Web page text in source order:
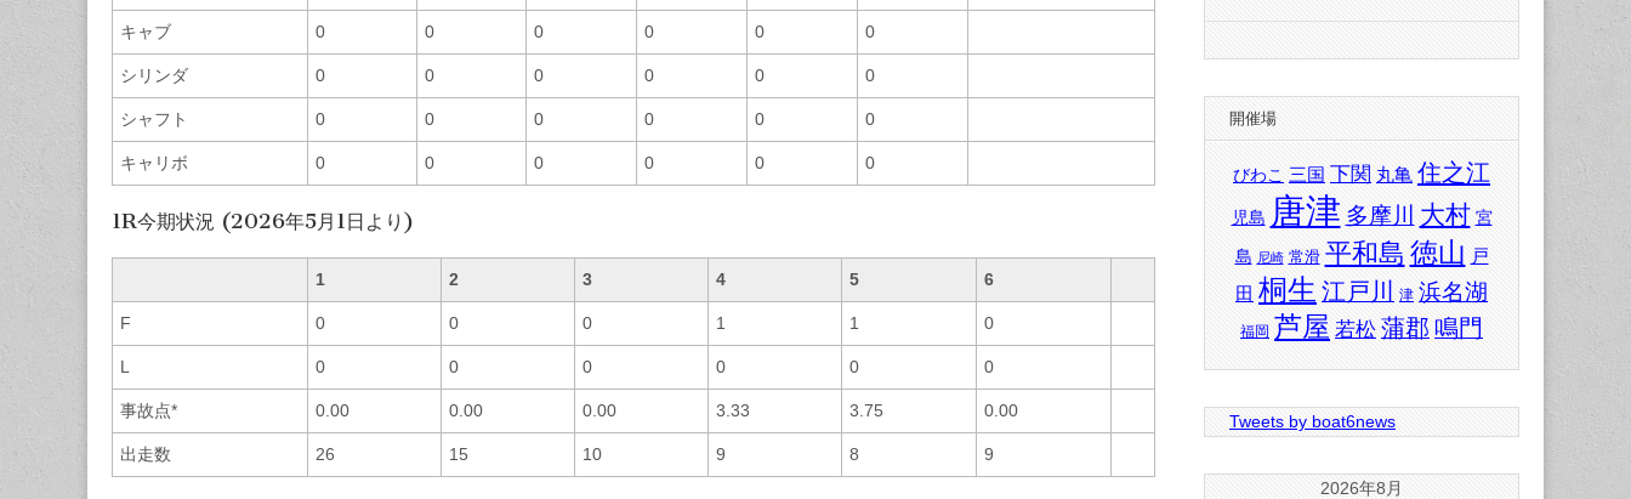
キャブ 0 0 0 0 0 0
シリンダ 0 0 0 0 0 0
シャフト 0 0 0 0 0 0
キャリボ 0 0 0 0 0 0
1R今期状況 (2026年5月1日より)
1 2 3 4 5 6
F 0 0 0 1 1 0
L 0 0 0 0 0 0
事故点* 0.00 0.00 0.00 3.33 3.75 0.00
出走数 26 15 10 9 8 9
開催場
びわこ 三国 下関 丸亀 住之江
児島 唐津 多摩川 大村 宮
島 尼崎 常滑 平和島 徳山 戸
田 桐生 江戸川 津 浜名湖
福岡 芦屋 若松 蒲郡 鳴門
Tweets by boat6news
2026年8月